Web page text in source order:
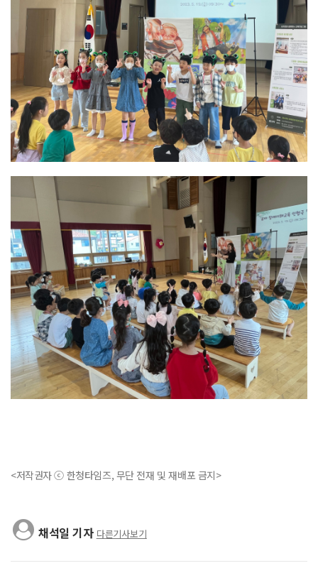
<저작권자 ⓒ 한청타임즈, 무단 전재 및 재배포 금지>
채석일 기자 다른기사보기